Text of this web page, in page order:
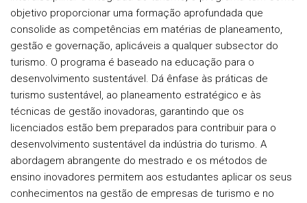
objetivo proporcionar uma formação aprofundada que
consolide as competências em matérias de planeamento,
gestão e governação, aplicáveis a qualquer subsector do
turismo. O programa é baseado na educação para o
desenvolvimento sustentável. Dá ênfase às práticas de
turismo sustentável, ao planeamento estratégico e às
técnicas de gestão inovadoras, garantindo que os
licenciados estão bem preparados para contribuir para o
desenvolvimento sustentável da indústria do turismo. A
abordagem abrangente do mestrado e os métodos de
ensino inovadores permitem aos estudantes aplicar os seus
conhecimentos na gestão de empresas de turismo e no